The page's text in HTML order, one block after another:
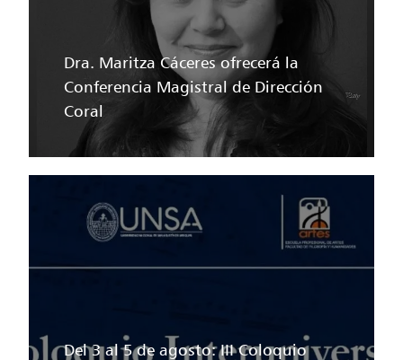
Dra. Maritza Cáceres ofrecerá la
Conferencia Magistral de Dirección
Coral
Del 3 al 5 de agosto: III Coloquio